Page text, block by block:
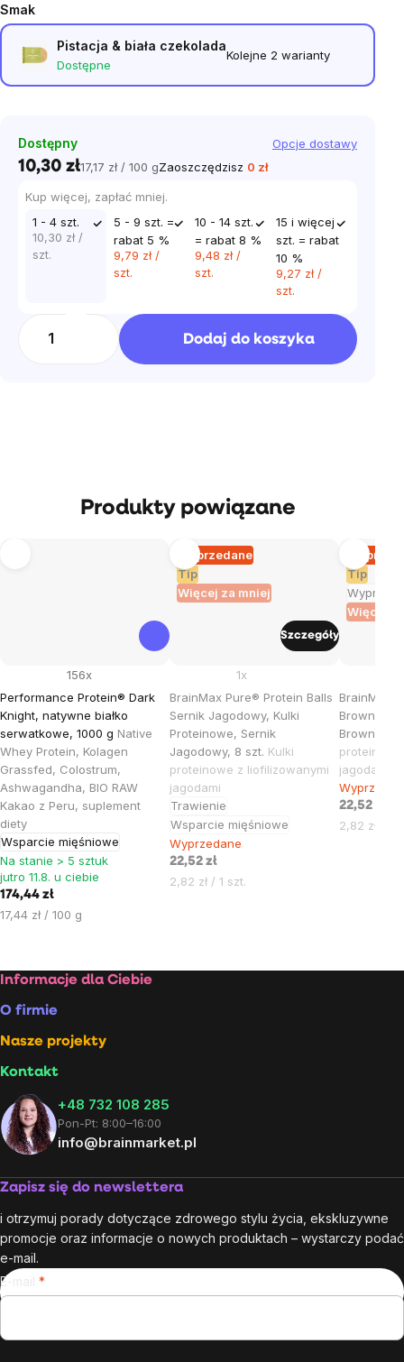
Smak
Pistacja & biała czekolada
Dostępne
Kolejne 2 warianty
Dostępny Opcje dostawy
10,30 złCena
jednostkowa:
17,17 zł / 100 gZaoszczędzisz 0 zł
Dodaj do koszyka
Kup więcej, zapłać mniej.
1 - 4 szt.
10,30 zł/
szt.
5 - 9 szt. =
rabat 5 %
9,79 zł/
szt.
10 - 14 szt.
= rabat 8 %
9,48 zł/
szt.
15 i więcej
szt. = rabat
10 %
9,27 zł/
szt.
Produkty powiązane
Performance Protein® Dark
Knight, natywne białko
serwatkowe, 1000 g Native
Whey Protein, Kolagen
Grassfed, Colostrum,
Ashwagandha, BIO RAW
Kakao z Peru, suplement
diety
Wsparcie mięśniowe
156x
Na stanie > 5 sztuk
jutro 11.8. u ciebie
174,44 zł
Cena
17,44 zł / 100 g
Tip
Więcej za mniej
Wyprzedane
BrainMax Pure® Protein Balls
Sernik Jagodowy, Kulki
Proteinowe, Sernik
Jagodowy, 8 szt. Kulki
proteinowe z liofilizowanymi
jagodami
Trawienie
Wsparcie mięśniowe
1x
Wyprzedane
22,52 zł
Cena
2,82 zł / 1 szt.
Szczegóły
Tip
Więcej
BrainMax
Brownie,
Brownie,
jagodami
22,52 zł
Cena
2,82 zł / 1
Stopka
Informacje dla Ciebie
O firmie
Nasze projekty
Kontakt
+48 732 108 285
Pon-Pt: 8:00–16:00
info@brainmarket.pl
Zapisz się do newslettera
i otrzymuj porady dotyczące zdrowego stylu życia, ekskluzywne
promocje oraz informacje o nowych produktach – wystarczy podać
e-mail.
E-mail